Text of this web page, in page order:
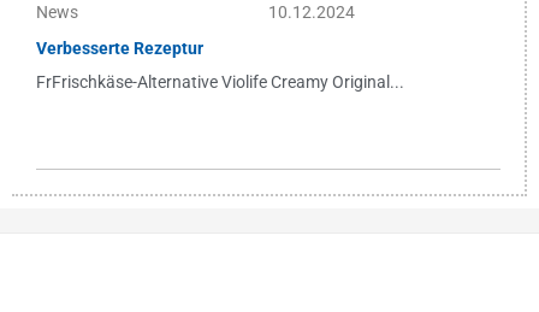
News
10.12.2024
Verbesserte Rezeptur
FrFrischkäse-Alternative Violife Creamy Original...